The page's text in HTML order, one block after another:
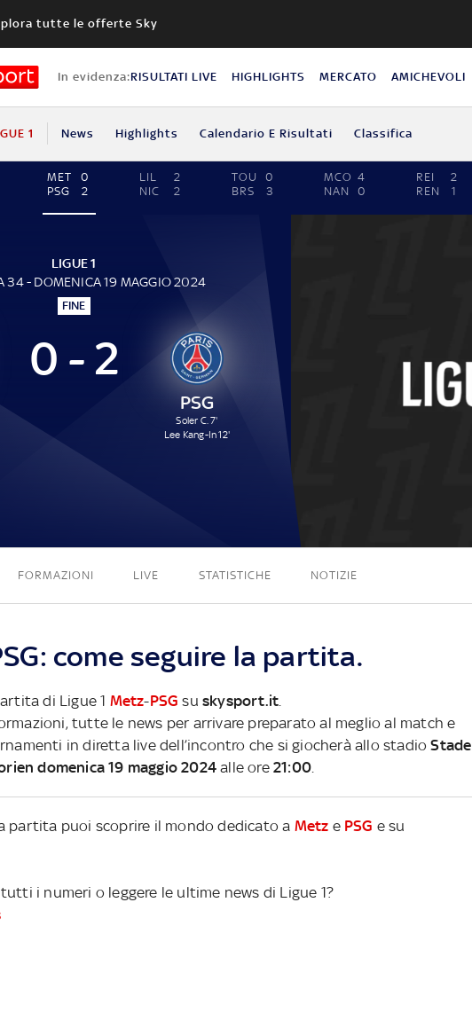
tutte le offerte Sky
In evidenza:RISULTATI LIVE HIGHLIGHTS MERCATO AMICHEVOLI
1 News Highlights Calendario E Risultati Classifica
MET
0
PSG
2
LIL
2
NIC
2
TOU
0
BRS
3
MCO 4
NAN
0
REI
2
REN
1
LIGUE 1
34 - DOMENICA 19 MAGGIO 2024
FINE
0 - 2
PSG
Soler C. 7'
Lee Kang-In 12'
FORMAZIONI LIVE STATISTICHE NOTIZIE
come seguire la partita.
di Ligue 1 Metz-PSG suskysport.it
tutte le news per arrivare preparato al meglio al match e
in diretta live dell’incontro che si giocherà allo stadioStade
domenica 19 maggio 2024 alle ore 21:00
partita puoi scoprire il mondo dedicato a Metz e PSG e su
i numeri o leggere le ultime news di Ligue 1?